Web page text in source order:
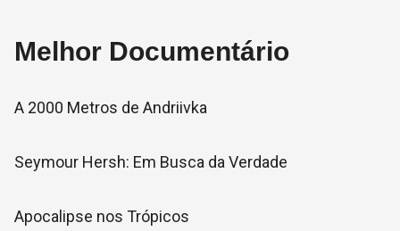
Melhor Documentário
A 2000 Metros de Andriivka
Seymour Hersh: Em Busca da Verdade
Apocalipse nos Trópicos